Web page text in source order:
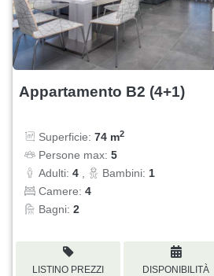
Appartamento B2 (4+1)
Superficie: 74 m2
Persone max: 5
Adulti: 4 Bambini: 1
Camere: 4
Bagni: 2
LISTINO PREZZI DISPONIBILITÀ